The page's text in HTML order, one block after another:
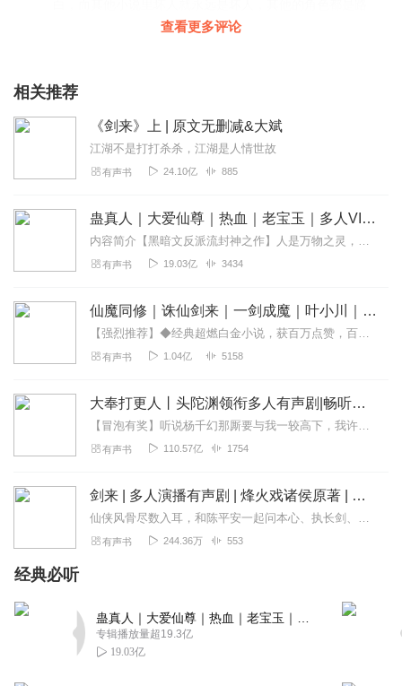
人，换了又换都是同一个套路，而剑来里的有太多太多人物
听友192127531
们会去写历史、写人文、写社会、但不会来写仙侠玄幻、科
面，就像一位顶级的大厨不会去用心做一道方便面一样。但
有一点很重要，方便面是大众最熟知的一种食品，受众最
大，流传最广，都会吃，也都能吃的起，不管什么阶层。可
通俗中见神奇，在通俗易懂的作品中展现出深层次的情感和
哲理。烽火的作品在当下的网文界已算独树一帜，有了自己
望能坚持写下去持续看到好作品。
回复
一直在听剑来，但不像其他人听书急，就这么慢慢悠悠的，
写的拖沓、凑字数，就想评论一下，发表一点自身的感受。
一开始，我也是慕名而来，慕的雪中悍刀行作者的名，但机
缘巧合，没有去听和看雪中，反而是来听了大斌的剑来。 刚
但真正让我听下去的，除了对这本书未来的期望以外，可能
是我的感受有点奇怪吧，我更多的就是喜欢这本书的慢热，
我喜欢听这本书里的道理和家长里短，喜欢听这本书的琐
碎，这些能让我除了感觉到这是一本劝人向善的好书以外，
查看更多评论
相关推荐
《剑来》上 | 原文无删减&大斌
江湖不是打打杀杀，江湖是人情世故
有声书 24.10亿 885
蛊真人｜大爱仙尊｜热血｜老宝玉｜多人VIP免费有声剧
内容简介【黑暗文反派流封神之作】人是万物之灵，蛊是天地真精。一个穿越者不断重生的故事。一个养蛊、炼蛊、用蛊的奇特世界。配音组（男角色）老宝玉旁白...
有声书 19.03亿 3434
仙魔同修｜诛仙剑来｜一剑成魔｜叶小川｜爆笑仙侠修炼
【强烈推荐】◆经典超燃白金小说，获百万点赞，百度热搜排名第一◆欢迎订阅、收听、评论、分享！月票送一送！【作品简介】云海缥缈，苍穹无限，芸芸众生，谁不心向往之？天...
有声书 1.04亿 5158
大奉打更人丨头陀渊领衔多人有声剧|畅听全集|王鹤棣、田曦薇主演影视剧原著|卖报小郎君
【冒泡有奖】听说杨千幻那厮要与我一较高下，我许七安要开始装叉了！快进入声音播放页戳下方输入框，冒个泡偷偷告诉我，我要用哪些诗词才能胜过他？说得好的，有赏！202...
有声书 110.57亿 1754
剑来 | 多人演播有声剧 | 烽火戏诸侯原著 | 动漫从第66集开始
仙侠风骨尽数入耳，和陈平安一起问本心、执长剑、证大道
有声书 244.36万 553
经典必听
专辑播放量超19.3亿
19.03亿